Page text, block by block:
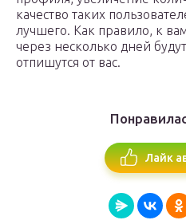
качество таких
лучшего. Как правило, к
через несколько дней
отпишутся от вас.
Лайк